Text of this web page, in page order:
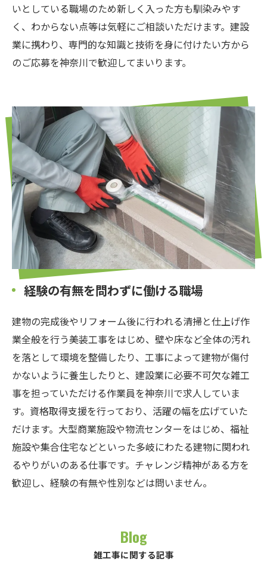
いとしている職場のため新しく入った方も馴染みやす
く、わからない点等は気軽にご相談いただけます。建設
業に携わり、専門的な知識と技術を身に付けたい方から
のご応募を神奈川で歓迎してまいります。
経験の有無を問わずに働ける職場
建物の完成後やリフォーム後に行われる清掃と仕上げ作
業全般を行う美装工事をはじめ、壁や床など全体の汚れ
を落として環境を整備したり、工事によって建物が傷付
かないように養生したりと、建設業に必要不可欠な雑工
事を担っていただける作業員を神奈川で求人していま
す。資格取得支援を行っており、活躍の幅を広げていた
だけます。大型商業施設や物流センターをはじめ、福祉
施設や集合住宅などといった多岐にわたる建物に関われ
るやりがいのある仕事です。チャレンジ精神がある方を
歓迎し、経験の有無や性別などは問いません。
Blog
雑工事に関する記事